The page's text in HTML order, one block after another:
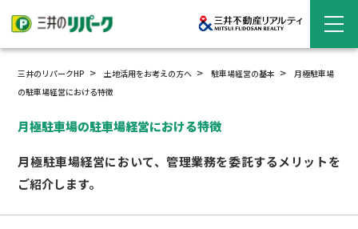
三井のリパークHP 土地活用をお考えの方へ 駐車場経営の基本
月極駐車場
の駐車場経営における特徴
月極駐車場の駐車場経営における特徴
月極駐車場経営において、管理業務を委託するメリットを
ご紹介します。